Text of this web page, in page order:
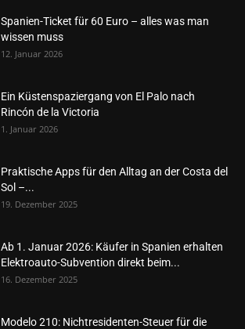
Spanien-Ticket für 60 Euro – alles was man
wissen muss
12. Januar 2026
Ein Küstenspaziergang von El Palo nach
Rincón de la Victoria
1. Januar 2026
Praktische Apps für den Alltag an der Costa del
Sol –...
19. Dezember 2025
Ab 1. Januar 2026: Käufer in Spanien erhalten
Elektroauto-Subvention direkt beim...
16. Dezember 2025
Modelo 210: Nichtresidenten-Steuer für die